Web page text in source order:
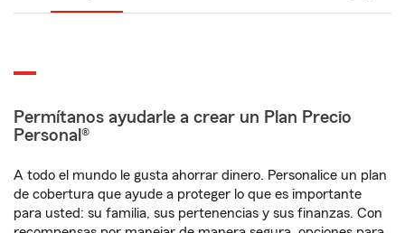
Permítanos ayudarle a crear un Plan Precio
Personal®
A todo el mundo le gusta ahorrar dinero. Personalice un plan
de cobertura que ayude a proteger lo que es importante
para usted: su familia, sus pertenencias y sus finanzas. Con